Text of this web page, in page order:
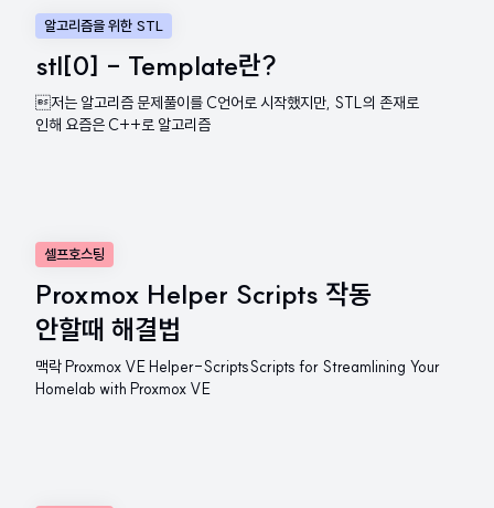
알고리즘을 위한 STL
stl[0] - Template란?
저는 알고리즘 문제풀이를 C언어로 시작했지만, STL의 존재로
인해 요즘은 C++로 알고리즘
셀프호스팅
Proxmox Helper Scripts 작동
안할때 해결법
맥락 Proxmox VE Helper-ScriptsScripts for Streamlining Your
Homelab with Proxmox VE